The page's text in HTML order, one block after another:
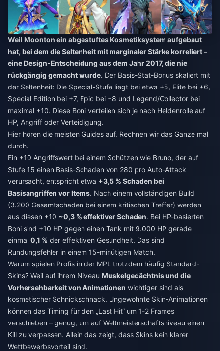
Weil Moonton ein abgestuftes Kosmetiksystem aufgebaut
hat, bei dem die Seltenheit mit marginaler Stärke korreliert –
eine Design-Entscheidung aus dem Jahr 2017, die nie
rückgängig gemacht wurde. Der Basis-Stat-Bonus skaliert mit
der Seltenheit: Die Special-Stufe liegt bei etwa +5, Elite bei +6,
Special Edition bei +7, Epic bei +8 und Legend/Collector bei
maximal +10. Diese Boni verteilen sich je nach Heldenrolle auf
HP, Angriff oder Verteidigung.
Hier hören die meisten Guides auf. Rechnen wir das Ganze mal
durch.
Ein +10 Angriffswert bei einem Schützen wie Bruno, der auf
Stufe 15 einen Basis-Schaden von 280 pro Auto-Attack
verursacht, entspricht etwa +3,5 % Schaden bei
Basisangriffen vor Items. Nach einem vollständigen Build
(3.200 Gesamtschaden bei einem kritischen Treffer) werden
aus diesen +10 ~0,3 % effektiver Schaden. Bei HP-basierten
Boni sind +10 HP gegen einen Tank mit 9.000 HP gerade
einmal 0,1 % der effektiven Gesundheit. Das sind
Rundungsfehler in einem 15-minütigen Match.
Warum spielen Profis in der MPL trotzdem häufig Standard-
Skins? Weil auf ihrem Niveau Muskelgedächtnis und die
Vorhersehbarkeit von Animationen wichtiger sind als
kosmetischer Schnickschnack. Ungewohnte Skin-Animationen
können das Timing für den „Last Hit“ um 1-2 Frames
verschieben – genug, um auf Weltmeisterschaftsniveau einen
Kill zu verpassen. Allein das zeigt, dass Skins kein klarer
Wettbewerbsvorteil sind.